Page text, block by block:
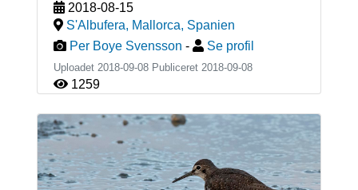
2018-08-15
S'Albufera, Mallorca, Spanien
Per Boye Svensson - Se profil
Uploadet 2018-09-08 Publiceret 2018-09-08
1259